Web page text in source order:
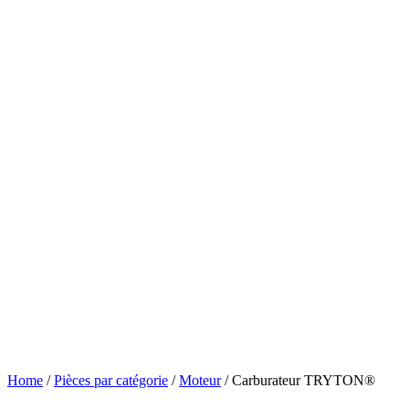
Home /Pièces par catégorie /Moteur/ Carburateur TRYTON®